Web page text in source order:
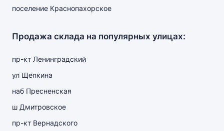
поселение Краснопахорское
Продажа склада на популярных улицах:
пр-кт Ленинградский
ул Щепкина
наб Пресненская
ш Дмитровское
пр-кт Вернадского